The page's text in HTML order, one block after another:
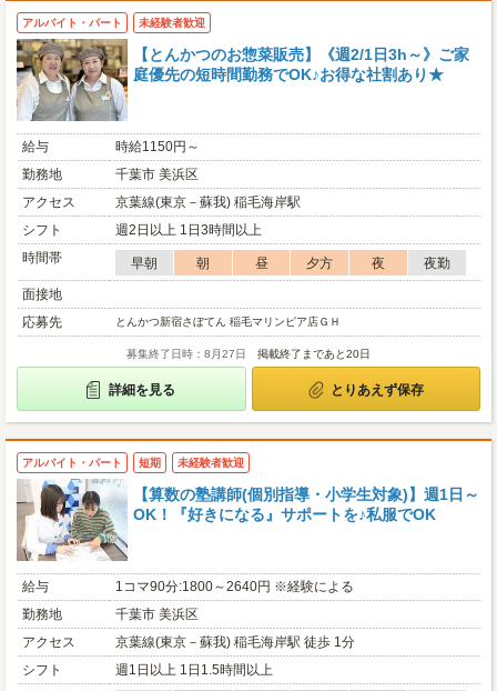
アルバイト・パート 未経験者歓迎
【とんかつのお惣菜販売】《週2/1日3h～》ご家
庭優先の短時間勤務でOK♪お得な社割あり★
給与
時給1150円～
勤務地
千葉市 美浜区
アクセス
京葉線(東京－蘇我) 稲毛海岸駅
シフト
週2日以上 1日3時間以上
時間帯
早朝 朝 昼 夕方 夜
夜勤
面接地
応募先
とんかつ新宿さぼてん 稲毛マリンピア店ＧＨ
募集終了日時：8月27日 掲載終了まであと20日
詳細を見る とりあえず保存
アルバイト・パート 短期 未経験者歓迎
【算数の塾講師(個別指導・小学生対象)】週1日～
OK！『好きになる』サポートを♪私服でOK
給与
1コマ90分:1800～2640円 ※経験による
勤務地
千葉市 美浜区
アクセス
京葉線(東京－蘇我) 稲毛海岸駅 徒歩 1分
シフト
週1日以上 1日1.5時間以上